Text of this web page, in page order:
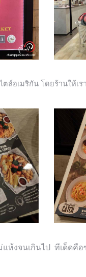
ตล์อเมริกัน โดยร้านให้เ
ห้งจนเกินไป ทีเด็ดคือ